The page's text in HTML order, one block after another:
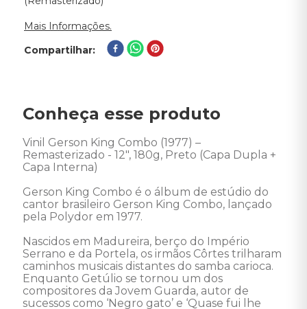
Mais Informações.
Compartilhar
Conheça esse produto
Vinil Gerson King Combo (1977) –
Remasterizado - 12", 180g, Preto (Capa Dupla +
Capa Interna)
Gerson King Combo é o álbum de estúdio do
cantor brasileiro Gerson King Combo, lançado
pela Polydor em 1977.
Nascidos em Madureira, berço do Império
Serrano e da Portela, os irmãos Côrtes trilharam
caminhos musicais distantes do samba carioca.
Enquanto Getúlio se tornou um dos
compositores da Jovem Guarda, autor de
sucessos como ‘Negro gato’ e ‘Quase fui lhe